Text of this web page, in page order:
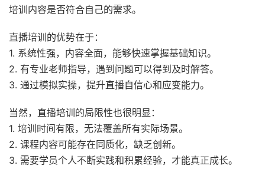
培训内容是否符合自己的需求。
直播培训的优势在于：
1. 系统性强，内容全面，能够快速掌握基础知识。
2. 有专业老师指导，遇到问题可以得到及时解答。
3. 通过模拟实操，提升直播自信心和应变能力。
当然，直播培训的局限性也很明显：
1. 培训时间有限，无法覆盖所有实际场景。
2. 课程内容可能存在同质化，缺乏创新。
3. 需要学员个人不断实践和积累经验，才能真正成长。